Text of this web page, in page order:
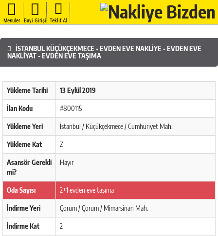
Menuler Bayi Girişi Teklif Al
İSTANBUL KÜÇÜKÇEKMECE - EVDEN EVE NAKLIYE - EVDEN EVE
NAKLIYAT - EVDEN EVE TAŞIMA
Yükleme Tarihi 13 Eylül 2019
İlan Kodu #800115
Yükleme Yeri İstanbul / Küçükçekmece / Cumhuriyet Mah.
Yükleme Kat Z
Asansör Gerekli
mi?
Hayır
Oda Sayısı 2+1 evden eve taşıma
İndirme Yeri Çorum / Çorum / Mimarsinan Mah.
İndirme Kat 2